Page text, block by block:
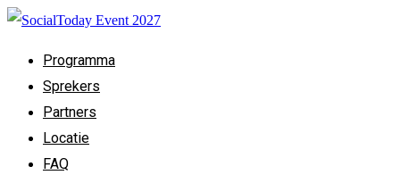
Programma
Sprekers
Partners
Locatie
FAQ